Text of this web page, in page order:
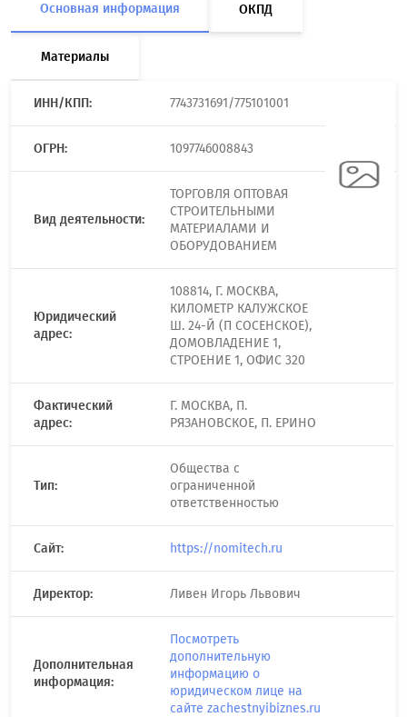
Основная информация ОКПД
Материалы
ИНН/КПП: 7743731691/775101001
ОГРН: 1097746008843
Вид деятельности:
ТОРГОВЛЯ ОПТОВАЯ
СТРОИТЕЛЬНЫМИ
МАТЕРИАЛАМИ И
ОБОРУДОВАНИЕМ
Юридический
адрес:
108814, Г. МОСКВА,
КИЛОМЕТР КАЛУЖСКОЕ
Ш. 24-Й (П СОСЕНСКОЕ),
ДОМОВЛАДЕНИЕ 1,
СТРОЕНИЕ 1, ОФИС 320
Фактический
адрес:
Г. МОСКВА, П.
РЯЗАНОВСКОЕ, П. ЕРИНО
Тип:
Общества с
ограниченной
ответственностью
Сайт: https://nomitech.ru
Директор: Ливен Игорь Львович
Дополнительная
информация:
Посмотреть
дополнительную
информацию о
юридическом лице на
сайте zachestnyibiznes.ru